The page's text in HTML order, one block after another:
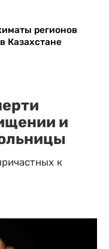
регионов
Казахстане
и
к